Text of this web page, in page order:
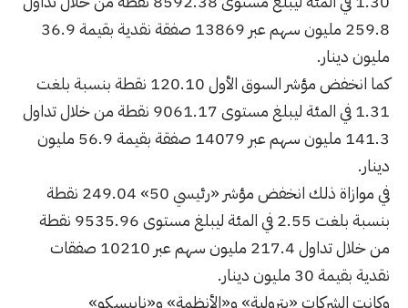
259.8 مليون سهم عبر 13869 صفقة نقدية بقيمة 36.9
مليون دينار.
كما انخفض مؤشر السوق الأول 120.10 نقطة بنسبة بلغت
1.31 في المئة ليبلغ مستوى 9061.17 نقطة من خلال تداول
141.3 مليون سهم عبر 14079 صفقة بقيمة 56.9 مليون
دينار.
في موازاة ذلك انخفض مؤشر «رئيسي 50» 249.04 نقطة
بنسبة بلغت 2.55 في المئة ليبلغ مستوى 9535.96 نقطة
من خلال تداول 217.4 مليون سهم عبر 10210 صفقات
نقدية بقيمة 30 مليون دينار.
وكانت الشركات «بترولية» و«الأنظمة» و«نابيسكو»